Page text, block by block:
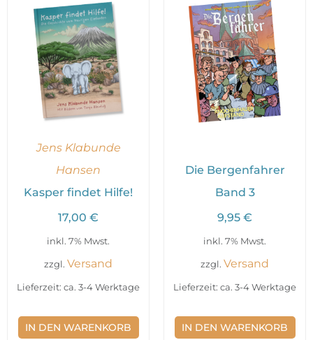
Jens Klabunde
Hansen
Kasper findet Hilfe!
17,00 €
inkl. 7% Mwst.
zzgl. Versand
Lieferzeit: ca. 3-4 Werktage
IN DEN WARENKORB
Die Bergenfahrer
Band 3
9,95 €
inkl. 7% Mwst.
zzgl. Versand
Lieferzeit: ca. 3-4 Werktage
IN DEN WARENKORB